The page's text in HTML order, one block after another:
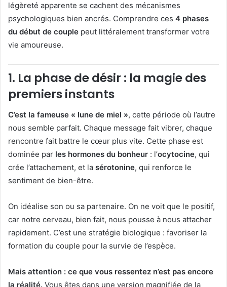
légèreté apparente se cachent des mécanismes
psychologiques bien ancrés. Comprendre ces 4 phases
du début de couple peut littéralement transformer votre
vie amoureuse.
1. La phase de désir : la magie des
premiers instants
C’est la fameuse « lune de miel », cette période où l’autre
nous semble parfait. Chaque message fait vibrer, chaque
rencontre fait battre le cœur plus vite. Cette phase est
dominée par les hormones du bonheur : l’ocytocine, qui
crée l’attachement, et la sérotonine, qui renforce le
sentiment de bien-être.
On idéalise son ou sa partenaire. On ne voit que le positif,
car notre cerveau, bien fait, nous pousse à nous attacher
rapidement. C’est une stratégie biologique : favoriser la
formation du couple pour la survie de l’espèce.
Mais attention : ce que vous ressentez n’est pas encore
la réalité. Vous êtes dans une version magnifiée de la